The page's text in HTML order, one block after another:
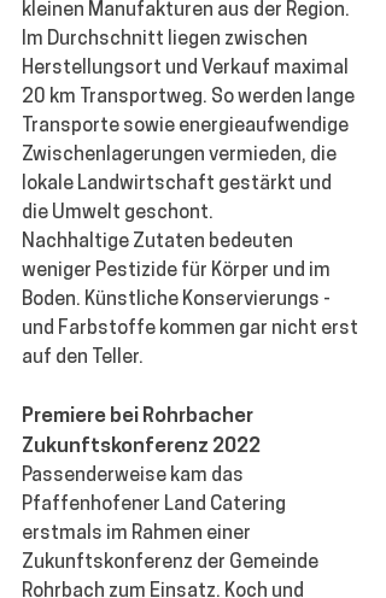
kleinen Manufakturen aus der Region.
Im Durchschnitt liegen zwischen
Herstellungsort und Verkauf maximal
20 km Transportweg. So werden lange
Transporte sowie energieaufwendige
Zwischenlagerungen vermieden, die
lokale Landwirtschaft gestärkt und
die Umwelt geschont.
Nachhaltige Zutaten bedeuten
weniger Pestizide für Körper und im
Boden. Künstliche Konservierungs -
und Farbstoffe kommen gar nicht erst
auf den Teller.
Premiere bei Rohrbacher
Zukunftskonferenz 2022
Passenderweise kam das
Pfaffenhofener Land Catering
erstmals im Rahmen einer
Zukunftskonferenz der Gemeinde
Rohrbach zum Einsatz. Koch und